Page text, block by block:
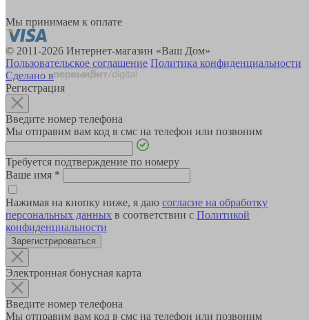
Мы принимаем к оплате
© 2011-2026 Интернет-магазин «Ваш Дом»
Пользовательское соглашение Политика конфиденциальности
Сделано в
Регистрация
Введите номер телефона
Мы отправим вам код в смс на телефон или позвоним
Требуется подтверждение по номеру
Ваше имя *
Нажимая на кнопку ниже, я даю согласие на обработку
персональных данных в соответствии с Политикой
конфиденциальности
Зарегистрироваться
Электронная бонусная карта
Введите номер телефона
Мы отправим вам код в смс на телефон или позвоним